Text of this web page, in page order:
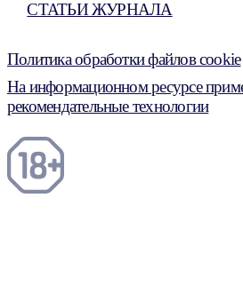
СТАТЬИ ЖУРНАЛА
Политика обработки файлов cookie
На информационном ресурсе
рекомендательные технологии